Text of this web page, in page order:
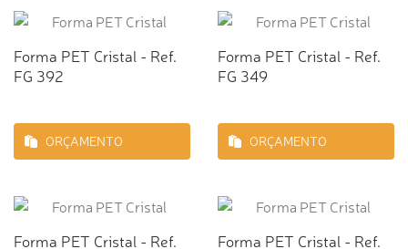
Forma PET Cristal - Ref.
FG 392
ORÇAMENTO
Forma PET Cristal - Ref.
FG 349
ORÇAMENTO
Forma PET Cristal - Ref.
Forma PET Cristal - Ref.